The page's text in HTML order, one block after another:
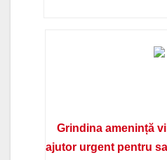
Grindina amenință
ajutor urgent pentru